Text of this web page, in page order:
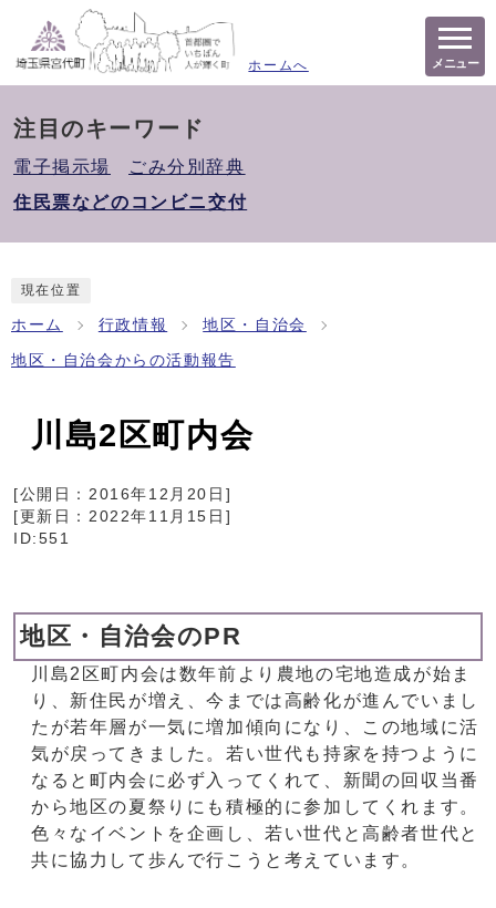
ホームへ メニュー
注目のキーワード
電子掲示場
ごみ分別辞典
住民票などのコンビニ交付
現在位置
ホーム 行政情報 地区・自治会
地区・自治会からの活動報告
川島2区町内会
[公開日： 2016年12月20日 ]
[更新日： 2022年11月15日 ]
ID:551
地区・自治会のPR
川島2区町内会は数年前より農地の宅地造成が始ま
り、新住民が増え、今までは高齢化が進んでいまし
たが若年層が一気に増加傾向になり、この地域に活
気が戻ってきました。若い世代も持家を持つように
なると町内会に必ず入ってくれて、新聞の回収当番
から地区の夏祭りにも積極的に参加してくれます。
色々なイベントを企画し、若い世代と高齢者世代と
共に協力して歩んで行こうと考えています。